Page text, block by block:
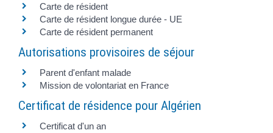
Carte de résident
Carte de résident longue durée - UE
Carte de résident permanent
Autorisations provisoires de séjour
Parent d'enfant malade
Mission de volontariat en France
Certificat de résidence pour Algérien
Certificat d'un an